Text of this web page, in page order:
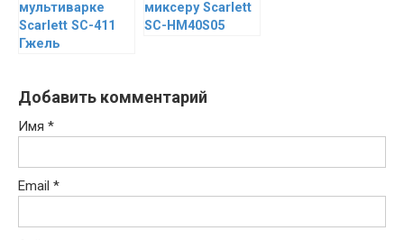
мультиварке
Scarlett SC-411
Гжель
миксеру Scarlett
SC-HM40S05
Добавить комментарий
Имя *
Email *